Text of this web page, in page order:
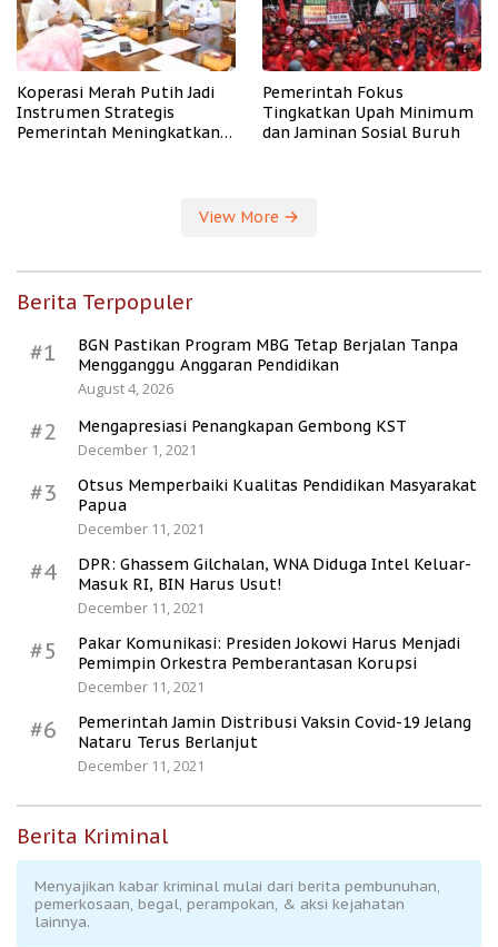
Koperasi Merah Putih Jadi
Instrumen Strategis
Pemerintah Meningkatkan
Pemerintah Fokus
Tingkatkan Upah Minimum
dan Jaminan Sosial Buruh
View More
Berita Terpopuler
#1
BGN Pastikan Program MBG Tetap Berjalan Tanpa
Mengganggu Anggaran Pendidikan
August 4, 2026
#2
Mengapresiasi Penangkapan Gembong KST
December 1, 2021
#3
Otsus Memperbaiki Kualitas Pendidikan Masyarakat
Papua
December 11, 2021
#4
DPR: Ghassem Gilchalan, WNA Diduga Intel Keluar-
Masuk RI, BIN Harus Usut!
December 11, 2021
#5
Pakar Komunikasi: Presiden Jokowi Harus Menjadi
Pemimpin Orkestra Pemberantasan Korupsi
December 11, 2021
#6
Pemerintah Jamin Distribusi Vaksin Covid-19 Jelang
Nataru Terus Berlanjut
December 11, 2021
Berita Kriminal
Menyajikan kabar kriminal mulai dari berita pembunuhan,
pemerkosaan, begal, perampokan, & aksi kejahatan
lainnya.